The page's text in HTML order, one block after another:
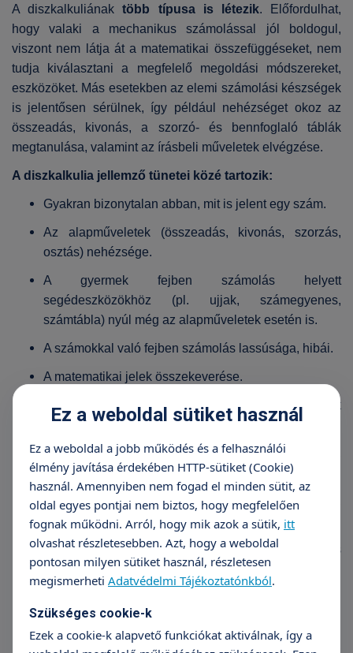
A diszkalkuliánaktöbb típusa is létezik. Előfordulhat,
hogy valaki a mechanikus számolással jól boldogul,
viszont nem látja át a matematikai összefüggéseket, nem
tudja kiválasztani a megfelelő megoldási módszereket,
eszközöket. Más esetekben az elemi számolási készségek
is jelentősen sérülnek, így például nehézséget okoz az
összeadás, kivonás, a szorzó- és bennfoglaló táblák
megtanulása, valamint az írásbeli műveletek elvégzése.
A diszkalkulia jellemző tünetei közé tartozik:
Gyakran bizonytalan abban, mit is jelent egy szám.
Az alapműveletek (összeadás, kivonás, szorzás,
osztás) nehézsége.
A gyermek fejben számolás helyett
segédeszközökhöz (pl. ujjak, számegyenes,
számtábla) nyúl még az alapműveletek esetén is.
A számokkal való fejben számolás lassúsága, hibái.
A matematikai jelek összekeverése.
Gyenge számfogalom, a többjegyű számok
számjegyeinek felcserélése.
A mennyiségi relációk, idő és pénz kezelése,
térképolvasás, naptárhasználat problémái.
Nehézség a becslésben (pl. távolság, idő, súly),
valamint a jobb–bal irányok megkülönböztetésében.
A szabályok, képletek, sorozatok elsajátításának és
megtartásának nehézsége.
is.
A számokkal kapcsolatos játékok kerülése,
Ez a weboldal sütiket használ
Ez a weboldal a jobb működés és a felhasználói
élmény javítása érdekében HTTP-sütiket (Cookie)
használ. Amennyiben nem fogad el minden sütit, az
oldal egyes pontjai nem biztos, hogy megfelelően
fognak működni. Arról, hogy mik azok a sütik, itt
olvashat részletesebben. Azt, hogy a weboldal
pontosan milyen sütiket használ, részletesen
megismerheti Adatvédelmi Tájékoztatónkból.
Szükséges cookie-k
Ezek a cookie-k alapvető funkciókat aktiválnak, így a